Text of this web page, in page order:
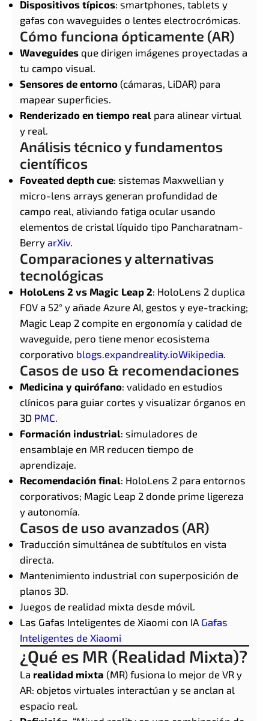
Dispositivos típicos: smartphones, tablets y
gafas con waveguides o lentes electrocrómicas.
Cómo funciona ópticamente (AR)
Waveguides que dirigen imágenes proyectadas a
tu campo visual.
Sensores de entorno (cámaras, LiDAR) para
mapear superficies.
Renderizado en tiempo real para alinear virtual
y real.
Análisis técnico y fundamentos
científicos
Foveated depth cue: sistemas Maxwellian y
micro-lens arrays generan profundidad de
campo real, aliviando fatiga ocular usando
elementos de cristal líquido tipo Pancharatnam-
BerryarXiv.
Comparaciones y alternativas
tecnológicas
HoloLens 2 vs Magic Leap 2: HoloLens 2 duplica
FOV a 52° y añade Azure AI, gestos y eye-tracking;
Magic Leap 2 compite en ergonomía y calidad de
waveguide, pero tiene menor ecosistema
corporativo blogs.expandreality.ioWikipedia.
Casos de uso & recomendaciones
Medicina y quirófano: validado en estudios
clínicos para guiar cortes y visualizar órganos en
3D PMC.
Formación industrial: simuladores de
ensamblaje en MR reducen tiempo de
aprendizaje.
Recomendación final: HoloLens 2 para entornos
corporativos; Magic Leap 2 donde prime ligereza
y autonomía.
Casos de uso avanzados (AR)
Traducción simultánea de subtítulos en vista
directa.
Mantenimiento industrial con superposición de
planos 3D.
Juegos de realidad mixta desde móvil.
Las Gafas Inteligentes de Xiaomi con IA Gafas
Inteligentes de Xiaomi
¿Qué es MR (Realidad Mixta)?
La realidad mixta (MR) fusiona lo mejor de VR y
AR: objetos virtuales interactúan y se anclan al
espacio real.